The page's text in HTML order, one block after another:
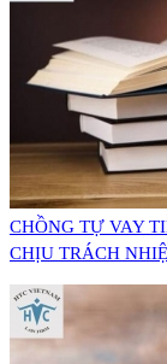
CHỒNG TỰ VAY
CHỊU TRÁCH